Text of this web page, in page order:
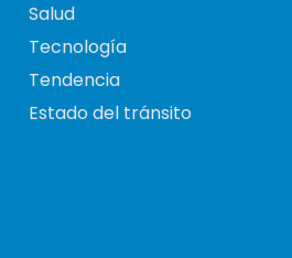
Salud
Tecnología
Tendencia
Estado del tránsito